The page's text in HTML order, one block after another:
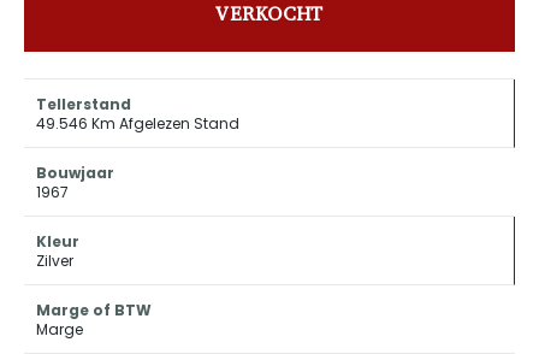
VERKOCHT
Tellerstand
49.546 Km Afgelezen Stand
Bouwjaar
1967
Kleur
Zilver
Marge of BTW
Marge